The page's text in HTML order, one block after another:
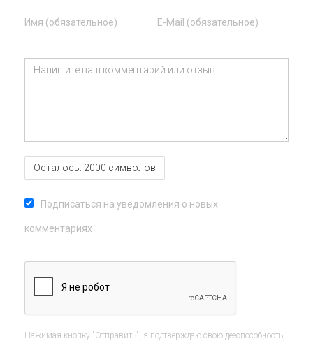
Имя (обязательное) E-Mail (обязательное)
Осталось: 2000 символов
Подписаться на уведомления о новых
комментариях
Нажимая кнопку "Отправить", я подтверждаю свою дееспособность,